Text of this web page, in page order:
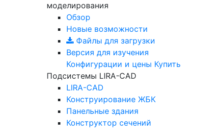
моделирования
Обзор
Новые возможности
Файлы для загрузки
Версия для изучения
Конфигурации и цены Купить
Подсистемы LIRA-CAD
LIRA-CAD
Конструирование ЖБК
Панельные здания
Конструктор сечений